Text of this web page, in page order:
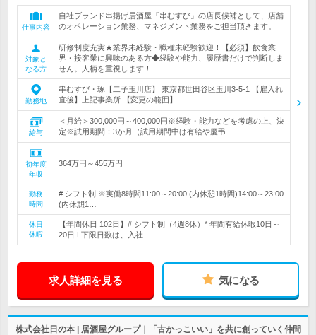
仕事内容
自社ブランド串揚げ居酒屋『串むすび』の店長候補として、店舗
のオペレーション業務、マネジメント業務をご担当頂きます。
対象と
なる方
研修制度充実★業界未経験・職種未経験歓迎！【必須】飲食業
界・接客業に興味のある方◆経験や能力、履歴書だけで判断しま
せん。人柄を重視します！
勤務地
串むすび・琢【二子玉川店】 東京都世田谷区玉川3-5-1 【雇入れ
直後】上記事業所 【変更の範囲】…
給与
＜月給＞300,000円～400,000円※経験・能力などを考慮の上、決
定※試用期間：3か月（試用期間中は有給や慶弔…
初年度
年収
364万円～455万円
勤務
時間
# シフト制 ※実働8時間11:00～20:00 (内休憩1時間)14:00～23:00
(内休憩1…
休日
休暇
【年間休日 102日】# シフト制（4週8休）* 年間有給休暇10日～
20日 L下限日数は、入社…
求人詳細を見る 気になる
株式会社日の本 | 居酒屋グループ｜「古かっこいい」を共に創っていく仲間